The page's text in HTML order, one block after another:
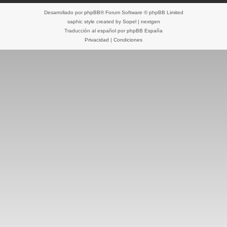
Desarrollado por phpBB® Forum Software © phpBB Limited
saphic style created by Sopel| nextgen
Traducción al español por phpBB España
Privacidad | Condiciones